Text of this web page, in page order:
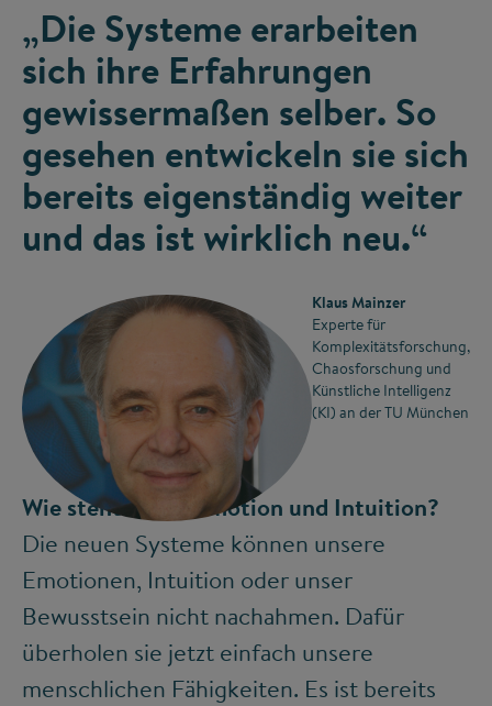
„Die Systeme erarbeiten
sich ihre Erfahrungen
gewissermaßen selber. So
gesehen entwickeln sie sich
bereits eigenständig weiter
und das ist wirklich neu.“
©
Klaus Mainzer
Experte für
Komplexitätsforschung,
Chaosforschung und
Künstliche Intelligenz
(KI) an der TU München
Wie steht es um Emotion und Intuition?
Die neuen Systeme können unsere
Emotionen, Intuition oder unser
Bewusstsein nicht nachahmen. Dafür
überholen sie jetzt einfach unsere
menschlichen Fähigkeiten. Es ist bereits